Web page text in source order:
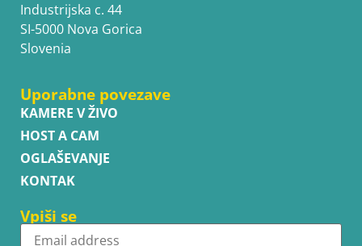
Industrijska c. 44
SI-5000 Nova Gorica
Slovenia
Uporabne povezave
KAMERE V ŽIVO
HOST A CAM
OGLAŠEVANJE
KONTAK
Vpiši se